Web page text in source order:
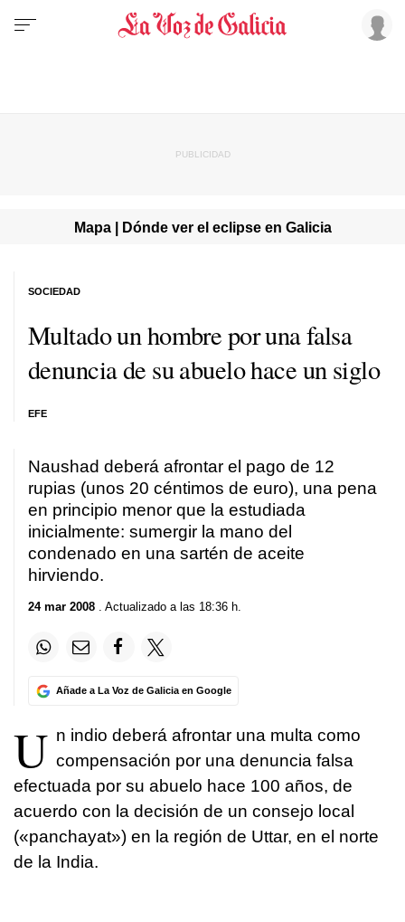
Mapa | Dónde ver el eclipse en Galicia
Multado un hombre por una falsa
denuncia de su abuelo hace un siglo
EFE
SOCIEDAD
Naushad deberá afrontar el pago de 12
rupias (unos 20 céntimos de euro), una pena
en principio menor que la estudiada
inicialmente: sumergir la mano del
condenado en una sartén de aceite
hirviendo.
24 mar 2008 . Actualizado a las 18:36 h.
Añade a La Voz de Galicia en Google
U n indio deberá afrontar una multa como
compensación por una denuncia falsa
efectuada por su abuelo hace 100 años, de
acuerdo con la decisión de un consejo local
(«panchayat») en la región de Uttar, en el norte
de la India.